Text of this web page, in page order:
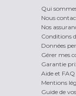
Qui
Nous
Nos
Conditions
Données
Gérer mes
Garantie
Aide et FAQ
Mentions
Guide de